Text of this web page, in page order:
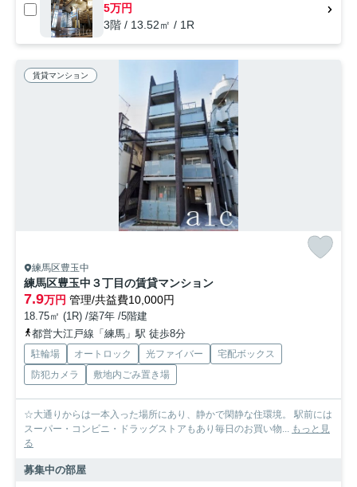
5万円
3階 / 13.52㎡ / 1R
賃貸マンション
練馬区豊玉中
練馬区豊玉中３丁目の賃貸マンション
7.9万円 管理/共益費10,000円
18.75㎡ (1R) /築7年 /5階建
都営大江戸線「練馬」駅 徒歩8分
駐輪場 オートロック 光ファイバー
宅配ボックス
防犯カメラ
敷地内ごみ置き場
☆大通りからは一本入った場所にあり、静かで閑静な住環境。 駅前には
スーパー・コンビニ・ドラッグストアもあり毎日のお買い物... もっと見
る
募集中の部屋